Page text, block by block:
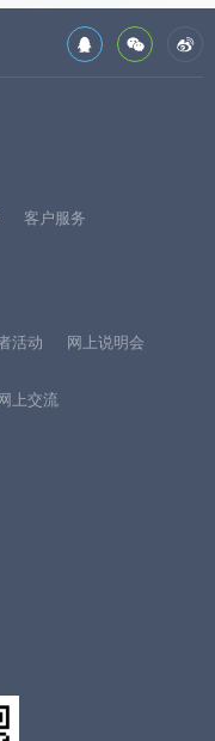
客户服务
活动
网上说明会
网上交流